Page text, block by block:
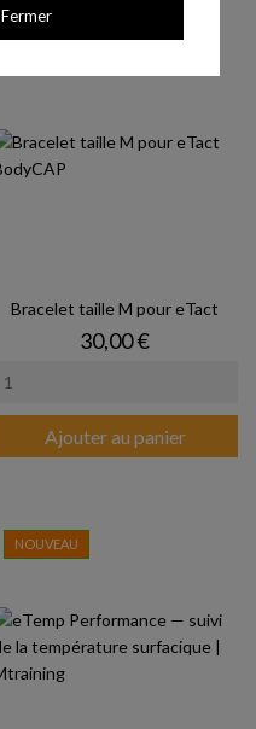
Bracelet taille M pour eTact
Prix
30,00 €
Ajouter au panier
NOUVEAU